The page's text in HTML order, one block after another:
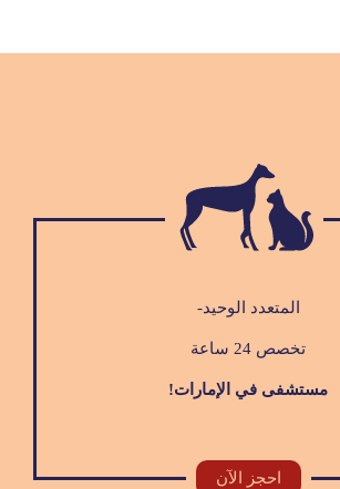
المتعدد الوحيد-
تخصص 24 ساعة
مستشفى في الإمارات!
احجز الآن